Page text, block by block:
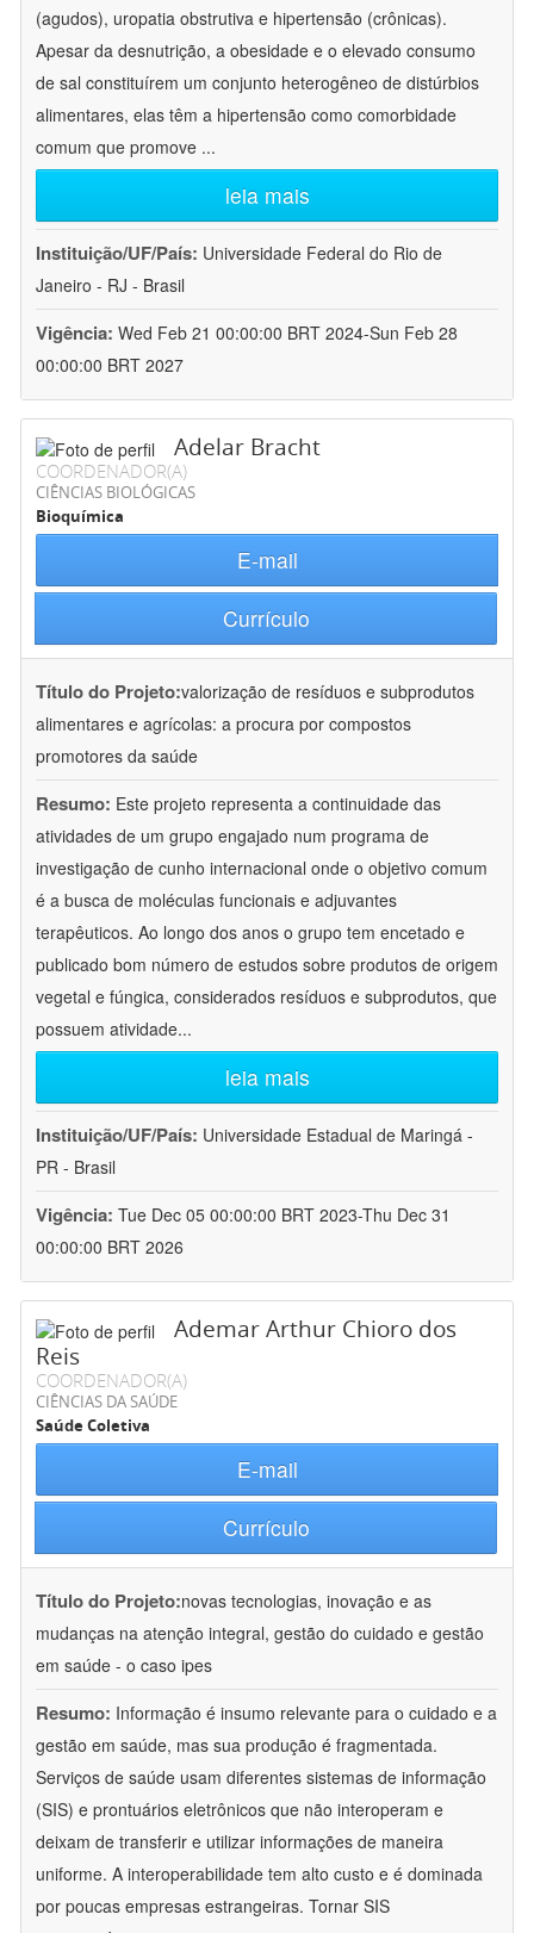
(agudos), uropatia obstrutiva e hipertensão (crônicas).
Apesar da desnutrição, a obesidade e o elevado consumo
de sal constituírem um conjunto heterogêneo de distúrbios
alimentares, elas têm a hipertensão como comorbidade
comum que promove ...
leia mais
Instituição/UF/País: Universidade Federal do Rio de
Janeiro - RJ - Brasil
Vigência: Wed Feb 21 00:00:00 BRT 2024-Sun Feb 28
00:00:00 BRT 2027
Adelar Bracht
COORDENADOR(A)
CIÊNCIAS BIOLÓGICAS
Bioquímica
E-mail
Currículo
Título do Projeto:valorização de resíduos e subprodutos
alimentares e agrícolas: a procura por compostos
promotores da saúde
Resumo: Este projeto representa a continuidade das
atividades de um grupo engajado num programa de
investigação de cunho internacional onde o objetivo comum
é a busca de moléculas funcionais e adjuvantes
terapêuticos. Ao longo dos anos o grupo tem encetado e
publicado bom número de estudos sobre produtos de origem
vegetal e fúngica, considerados resíduos e subprodutos, que
possuem atividade...
leia mais
Instituição/UF/País: Universidade Estadual de Maringá -
PR - Brasil
Vigência: Tue Dec 05 00:00:00 BRT 2023-Thu Dec 31
00:00:00 BRT 2026
Ademar Arthur Chioro dos
Reis
COORDENADOR(A)
CIÊNCIAS DA SAÚDE
Saúde Coletiva
E-mail
Currículo
Título do Projeto:novas tecnologias, inovação e as
mudanças na atenção integral, gestão do cuidado e gestão
em saúde - o caso ipes
Resumo: Informação é insumo relevante para o cuidado e a
gestão em saúde, mas sua produção é fragmentada.
Serviços de saúde usam diferentes sistemas de informação
(SIS) e prontuários eletrônicos que não interoperam e
deixam de transferir e utilizar informações de maneira
uniforme. A interoperabilidade tem alto custo e é dominada
por poucas empresas estrangeiras. Tornar SIS